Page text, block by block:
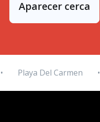
Aparecer cerca
• Playa Del Carmen •